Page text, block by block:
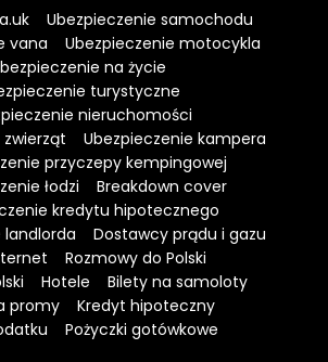
Ubezpieczenie samochodu
vana
Ubezpieczenie motocykla
na życie
turystyczne
nieruchomości
Ubezpieczenie kampera
przyczepy kempingowej
łodzi
Breakdown cover
kredytu hipotecznego
landlorda
Dostawcy prądu i gazu
Rozmowy do Polski
Hotele
Bilety na samoloty
promy
Kredyt hipoteczny
Pożyczki gotówkowe